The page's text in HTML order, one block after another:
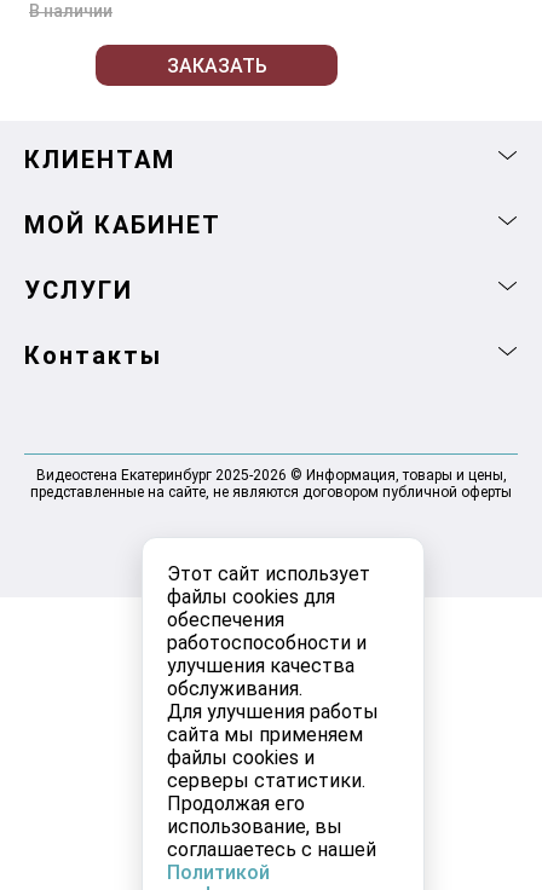
Этот сайт использует
файлы cookies для
обеспечения
работоспособности и
улучшения качества
обслуживания.
Для улучшения работы
сайта мы применяем
файлы cookies и
серверы статистики.
Продолжая его
использование, вы
соглашаетесь с нашей
Политикой
В наличии
ЗАКАЗАТЬ
КЛИЕНТАМ
МОЙ КАБИНЕТ
УСЛУГИ
Контакты
Видеостена Екатеринбург 2025-2026 © Информация, товары и цены,
представленные на сайте, не являются договором публичной оферты